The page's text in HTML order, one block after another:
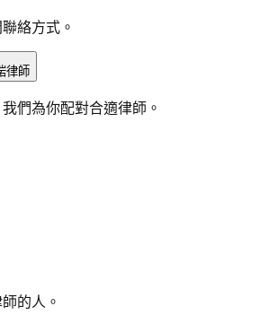
絡方式。
律師
們為你配對合適律師。
的人。